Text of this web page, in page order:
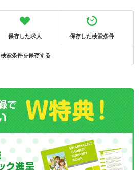
保存した求人 保存した検索条件
検索条件を保存する